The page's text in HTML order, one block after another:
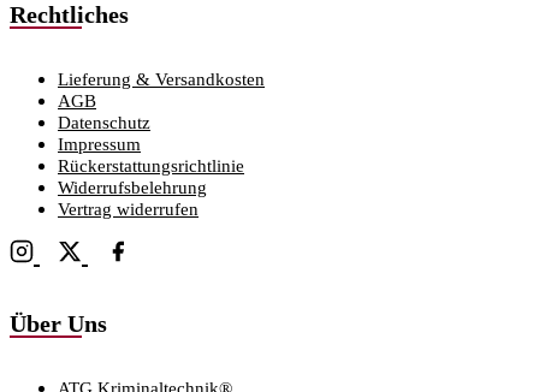
Rechtliches
Lieferung & Versandkosten
AGB
Datenschutz
Impressum
Rückerstattungsrichtlinie
Widerrufsbelehrung
Vertrag widerrufen
Über Uns
ATG Kriminaltechnik®